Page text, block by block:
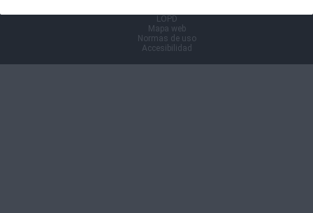
LOPD
Mapa web
Normas de uso
Accesibilidad